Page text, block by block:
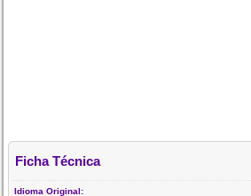
Ficha Técnica
Idioma Original: